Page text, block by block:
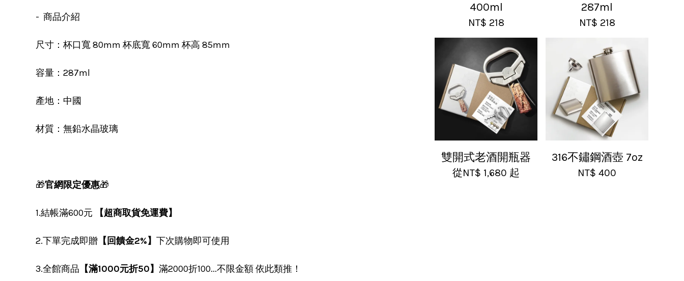
- 商品介紹
尺寸：杯口寬 80mm 杯底寬 60mm 杯高 85mm
容量：287ml
產地：中國
材質：無鉛水晶玻璃
🎁官網限定優惠🎁
1.結帳滿600元 【超商取貨免運費】
2.下單完成即贈 【回饋金2%】 下次購物即可使用
3.全館商品 【滿1000元折50】 滿2000折100...不限金額 依此類推！
400ml
NT$ 218
287ml
NT$ 218
雙開式老酒開瓶器
從NT$ 1,680 起
316不鏽鋼酒壺 7oz
NT$ 400